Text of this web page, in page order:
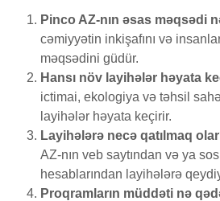
Pinco AZ-nın əsas məqsədi
cəmiyyətin inkişafını və
məqsədini güdür.
Hansı növ layihələr həyata
ictimai, ekologiya və təhsil
layihələr həyata keçirir.
Layihələrə necə qatılmaq
AZ-nın veb saytından və ya
hesablarından layihələrə
Proqramların müddəti nə